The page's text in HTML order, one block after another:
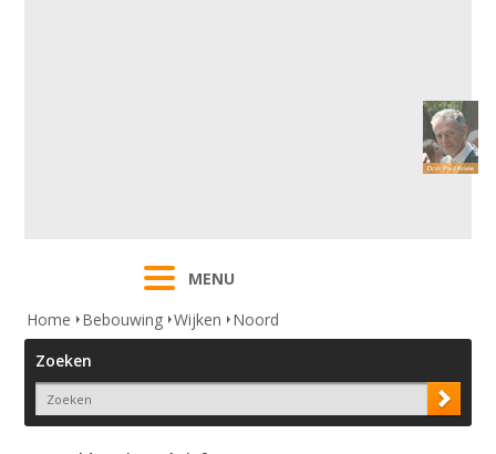
MENU
Home
Bebouwing Wijken
Noord
Zoeken